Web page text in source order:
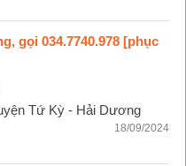
gọi 034.7740.978 [phục
Tứ Kỳ - Hải Dương
18/09/2024